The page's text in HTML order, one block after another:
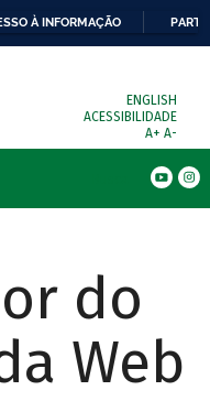
À INFORMAÇÃO
ENGLISH
ACESSIBILIDADE
A+ A-
do
Web